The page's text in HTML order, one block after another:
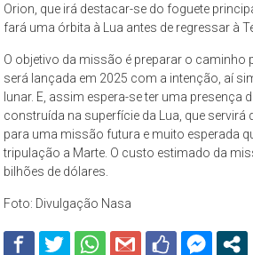
Orion, que irá destacar-se do foguete
fará uma órbita à Lua antes de regressar à
O objetivo da missão é preparar o caminho
será lançada em 2025 com a intenção, aí
lunar. E, assim espera-se ter uma presença
construída na superfície da Lua, que servirá
para uma missão futura e muito esperada
tripulação a Marte. O custo estimado da
bilhões de dólares.
Foto: Divulgação Nasa